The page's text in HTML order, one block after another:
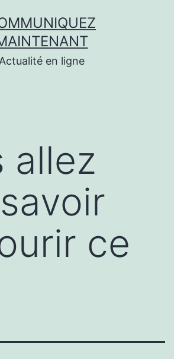
Actualité en ligne
allez
ce